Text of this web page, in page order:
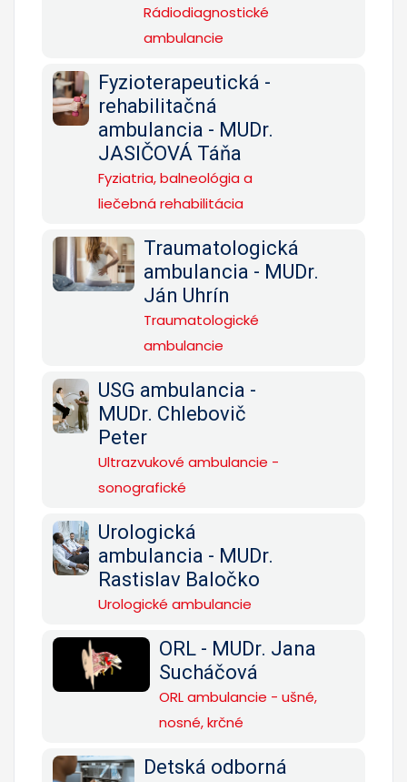
Rádiodiagnostické
ambulancie
Fyzioterapeutická -
rehabilitačná
ambulancia - MUDr.
JASIČOVÁ Táňa
Fyziatria, balneológia a
liečebná rehabilitácia
Traumatologická
ambulancia - MUDr.
Ján Uhrín
Traumatologické
ambulancie
USG ambulancia -
MUDr. Chlebovič
Peter
Ultrazvukové ambulancie -
sonografické
Urologická
ambulancia - MUDr.
Rastislav Baločko
Urologické ambulancie
ORL - MUDr. Jana
Sucháčová
ORL ambulancie - ušné,
nosné, krčné
Detská odborná